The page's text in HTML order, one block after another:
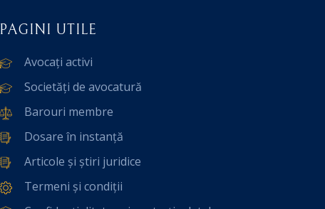
PAGINI UTILE
Avocați activi
Societăți de avocatură
Barouri membre
Dosare în instanță
Articole și știri juridice
Termeni și condiții